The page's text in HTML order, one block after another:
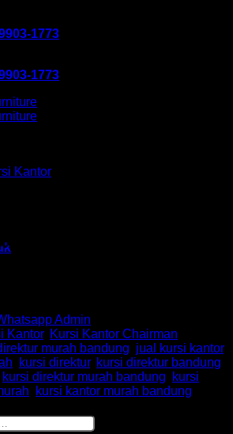
1773
1773
Kantor
Chair HM PC
Admin
Kantor, Kursi Kantor Chairman
murah bandung jual kursi kantor,
kursi direktur, kursi direktur bandung
kursi direktur murah bandung
kursi
kursi kantor murah bandung